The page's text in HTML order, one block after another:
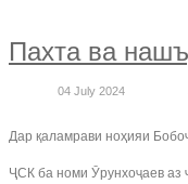
Пахта ва
04 July 2024
Дар қаламрави ноҳияи
ҶСК ба номи Ӯрунхоҷаев аз